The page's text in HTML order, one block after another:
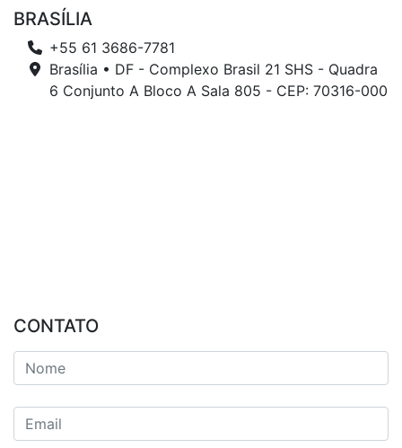
BRASÍLIA
+55 61 3686-7781
Brasília • DF - Complexo Brasil 21 SHS - Quadra
6 Conjunto A Bloco A Sala 805 - CEP: 70316-000
CONTATO